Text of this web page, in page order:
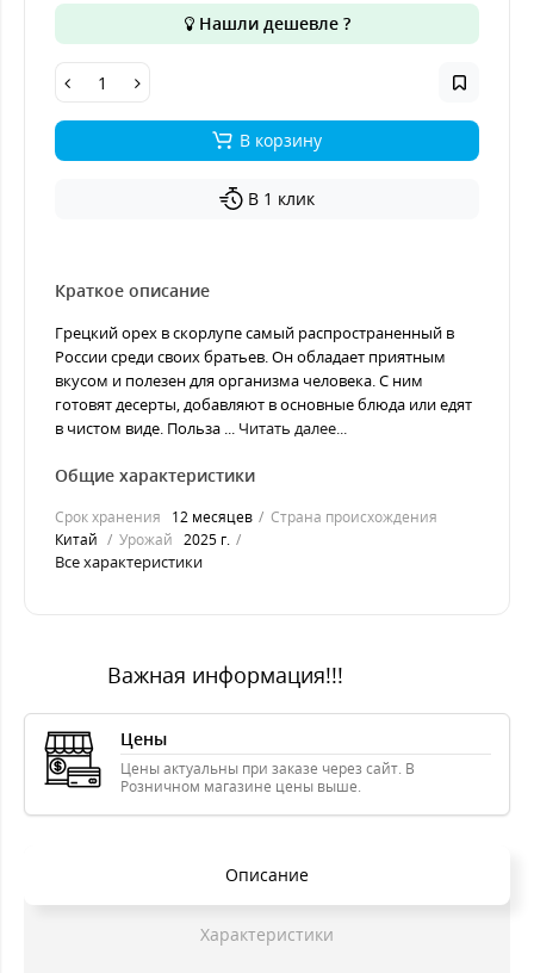
Нашли дешевле ?
В корзину
В 1 клик
Краткое описание
Грецкий орех в скорлупе самый распространенный в
России среди своих братьев. Он обладает приятным
вкусом и полезен для организма человека. С ним
готовят десерты, добавляют в основные блюда или едят
в чистом виде. Польза ... Читать далее...
Общие характеристики
Срок хранения 12 месяцев
Страна происхождения
Китай
Урожай 2025 г.
Все характеристики
Важная информация!!!
Цены
Цены актуальны при заказе через сайт. В
Розничном магазине цены выше.
Описание
Характеристики